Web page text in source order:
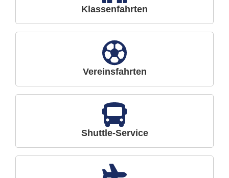
Klassenfahrten
Vereinsfahrten
Shuttle-Service